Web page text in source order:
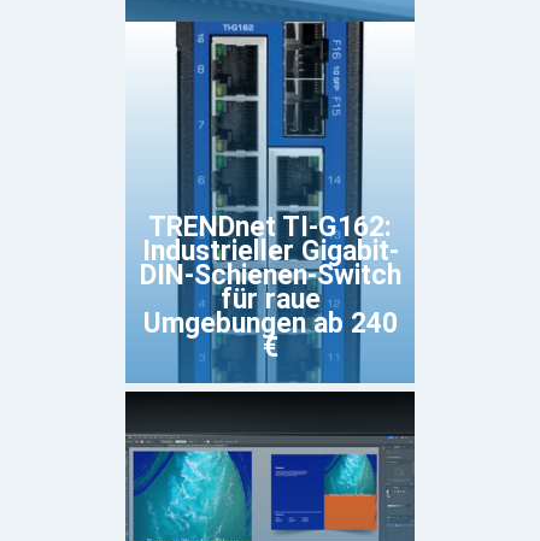
TRENDnet TI-G162:
Industrieller Gigabit-
DIN-Schienen-Switch
für raue
Umgebungen ab 240
€